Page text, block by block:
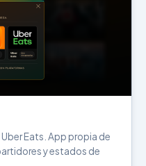
Eats. App propia de
y estados de